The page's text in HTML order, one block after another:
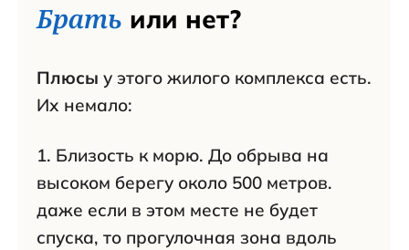
Брать или нет?
Плюсы у этого жилого комплекса есть.
Их немало:
1. Близость к морю. До обрыва на
высоком берегу около 500 метров.
даже если в этом месте не будет
спуска, то прогулочная зона вдоль